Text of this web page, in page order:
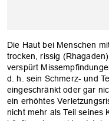
Die Haut bei Menschen
trocken, rissig
verspürt
d. h. sein Schmerz- und
eingeschränkt oder gar
ein erhöhtes
nicht mehr als Teil seines